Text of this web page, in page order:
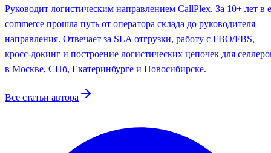
Руководит логистическим направлением CallPlex. За 10+ лет в
commerce прошла путь от оператора склада до руководителя
направления. Отвечает за SLA отгрузки, работу с FBO/FBS,
кросс-докинг и построение логистических цепочек для
в Москве, СПб, Екатеринбурге и Новосибирске.
Все статьи автора